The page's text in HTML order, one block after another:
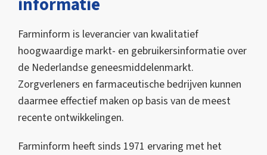
Farminform is leverancier van kwalitatief
hoogwaardige markt- en gebruikersinformatie over
de Nederlandse geneesmiddelenmarkt.
Zorgverleners en farmaceutische bedrijven kunnen
daarmee effectief maken op basis van de meest
recente ontwikkelingen.
Farminform heeft sinds 1971 ervaring met het